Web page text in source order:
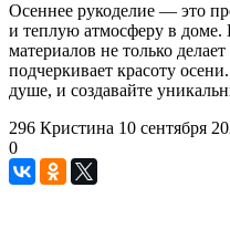
Осеннее рукоделие — это
и теплую атмосферу в
материалов не только
подчеркивает красоту
душе, и создавайте
296 Кристина 10 сентября
0